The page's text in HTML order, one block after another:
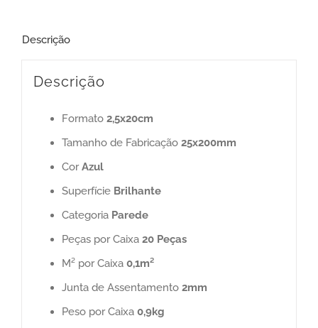
Descrição
Descrição
Formato 2,5x20cm
Tamanho de Fabricação 25x200mm
CorAzul
Superfície Brilhante
Categoria Parede
Peças por Caixa 20 Peças
M² por Caixa 0,1m²
Junta de Assentamento 2mm
Peso por Caixa 0,9kg